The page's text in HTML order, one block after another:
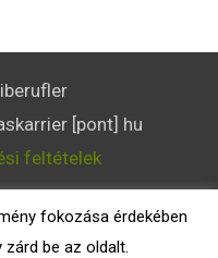
[pont] hu
feltételek
2026
fokozása érdekében
be az oldalt.